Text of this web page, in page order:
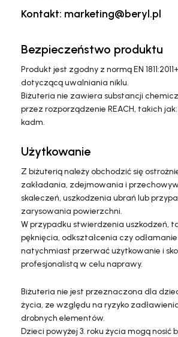
Kontakt: marketing@beryl.pl
Bezpieczeństwo produktu
Produkt jest zgodny z normą EN
dotyczącą uwalniania niklu.
Biżuteria nie zawiera substancji
przez rozporządzenie REACH, takich jak:
kadm.
Użytkowanie
Z biżuterią należy obchodzić się
zakładania, zdejmowania i
skaleczeń, uszkodzenia ubrań lub
zarysowania powierzchni.
W przypadku stwierdzenia uszkodzeń,
pęknięcia, odkształcenia czy
natychmiast przerwać użytkowanie i
profesjonalistą w celu naprawy.
Biżuteria nie jest przeznaczona dla
życia, ze względu na ryzyko
drobnych elementów.
Dzieci powyżej 3. roku życia mogą nosić